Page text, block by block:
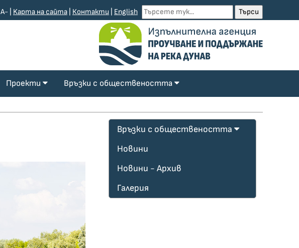
A- Kарта на сайта Контакти English
Проекти Връзки с обществеността
Връзки с обществеността
Новини
Новини - Архив
Галерия